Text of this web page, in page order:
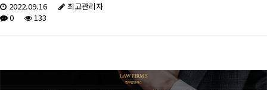
2022.09.16
최고관리자
0
133